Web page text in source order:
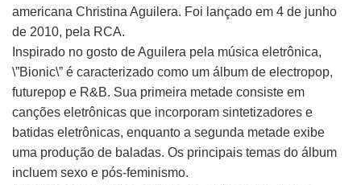
americana Christina Aguilera. Foi lançado em 4 de junho
de 2010, pela RCA.
Inspirado no gosto de Aguilera pela música eletrônica,
\”Bionic\” é caracterizado como um álbum de electropop,
futurepop e R&B. Sua primeira metade consiste em
canções eletrônicas que incorporam sintetizadores e
batidas eletrônicas, enquanto a segunda metade exibe
uma produção de baladas. Os principais temas do álbum
incluem sexo e pós-feminismo.